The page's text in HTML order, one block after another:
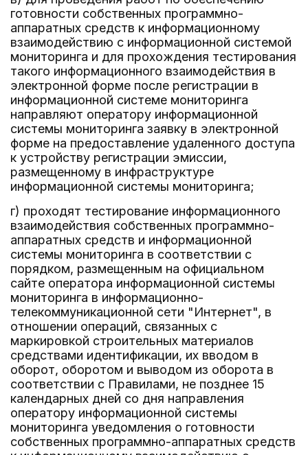
готовности собственных программно-
аппаратных средств к информационному
взаимодействию с информационной системой
мониторинга и для прохождения тестирования
такого информационного взаимодействия в
электронной форме после регистрации в
информационной системе мониторинга
направляют оператору информационной
системы мониторинга заявку в электронной
форме на предоставление удаленного доступа
к устройству регистрации эмиссии,
размещенному в инфраструктуре
информационной системы мониторинга;
г) проходят тестирование информационного
взаимодействия собственных программно-
аппаратных средств и информационной
системы мониторинга в соответствии с
порядком, размещенным на официальном
сайте оператора информационной системы
мониторинга в информационно-
телекоммуникационной сети "Интернет", в
отношении операций, связанных с
маркировкой строительных материалов
средствами идентификации, их вводом в
оборот, оборотом и выводом из оборота в
соответствии с Правилами, не позднее 15
календарных дней со дня направления
оператору информационной системы
мониторинга уведомления о готовности
собственных программно-аппаратных средств